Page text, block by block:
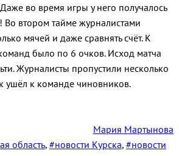
во время игры у него получалось
Во втором тайме журналистами
мячей и даже сравнять счёт. К
было по 6 очков. Исход матча
Журналисты пропустили несколько
ушёл к команде чиновников.
Мария Мартынова
область, #новости Курска, #новости